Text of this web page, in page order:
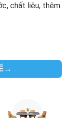
chất liệu, thêm